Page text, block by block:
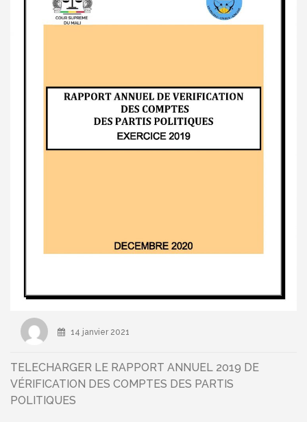
14 janvier 2021
TELECHARGER LE RAPPORT ANNUEL 2019 DE
VÉRIFICATION DES COMPTES DES PARTIS
POLITIQUES